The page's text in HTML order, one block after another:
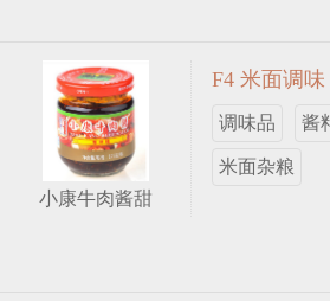
小康牛肉酱甜
F4 米面调味
调味品 酱
米面杂粮